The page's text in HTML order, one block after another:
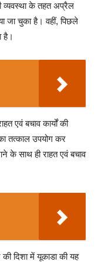
व्यवस्था के तहत अप्रैल
जा चुका है। वहीं, पिछले
है।
एवं बचाव कार्यों की
तत्काल उपयोग कर
के साथ ही राहत एवं बचाव
दिशा में यूकाडा की यह